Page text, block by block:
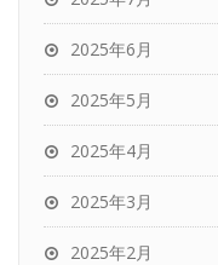
2025年6月
2025年5月
2025年4月
2025年3月
2025年2月